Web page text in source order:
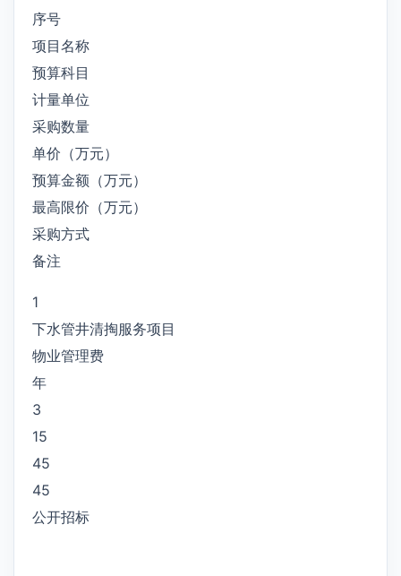
序号
项目名称
预算科目
计量单位
采购数量
单价（万元）
预算金额（万元）
最高限价（万元）
采购方式
备注
1
下水管井清掏服务项目
物业管理费
年
3
15
45
45
公开招标